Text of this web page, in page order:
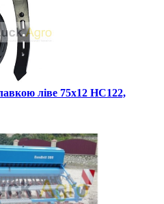
ліве 75x12 HC122,